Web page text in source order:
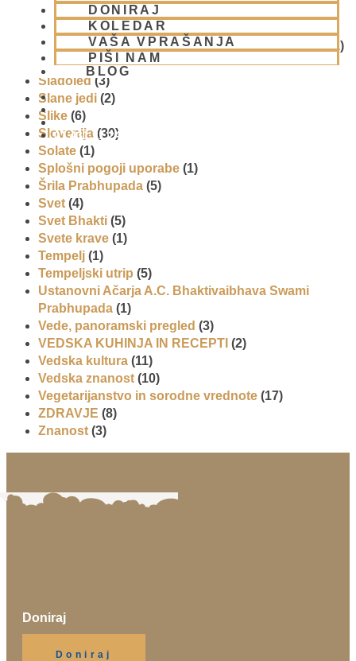
DONIRAJ
KOLEDAR
VAŠA VPRAŠANJA
PIŠI NAM
BLOG
01 431 21 24
Reportaže (6)
SEMINARJI IN TEČAJ
Skupina za podporo družinam in otrokom (CPT)(1)
Sladice(6)
Sladoled (3)
Slane jedi (2)
Slike (6)
Slovenija (30)
Solate (1)
Splošni pogoji uporabe (1)
Šrila Prabhupada (5)
Svet (4)
Svet Bhakti (5)
Svete krave (1)
Tempelj (1)
Tempeljski utrip (5)
Ustanovni Ačarja A.C. Bhaktivaibhava Swami
Prabhupada (1)
Vede, panoramski pregled (3)
VEDSKA KUHINJA IN RECEPTI (2)
Vedska kultura (11)
Vedska znanost (10)
Vegetarijanstvo in sorodne vrednote (17)
ZDRAVJE (8)
Znanost (3)
Doniraj
Doniraj